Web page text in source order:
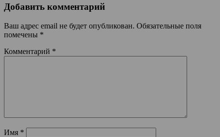
Добавить комментарий
Ваш адрес email не будет опубликован. Обязательные поля
помечены *
Комментарий *
Имя *